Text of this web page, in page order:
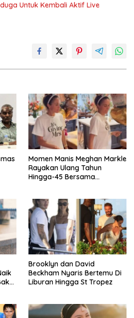
Untuk Kembali Aktif Live
Momen Manis Meghan Markle
Rayakan Ulang Tahun
Hingga-45 Bersama
Brooklyn dan David
Beckham Nyaris Bertemu Di
Liburan Hingga St Tropez